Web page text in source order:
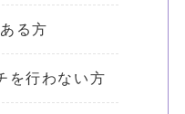
る方
を行わない方